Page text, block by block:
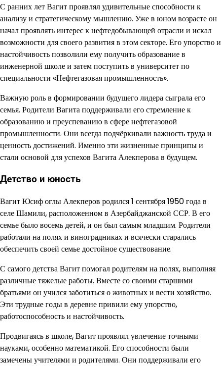
С ранних лет Вагит проявлял удивительные способности к
анализу и стратегическому мышлению. Уже в юном возрасте он
начал проявлять интерес к нефтедобывающей отрасли и искал
возможности для своего развития в этом секторе. Его упорство и
настойчивость позволили ему получить образование в
инженерной школе и затем поступить в университет по
специальности «Нефтегазовая промышленность».
Важную роль в формировании будущего лидера сыграла его
семья. Родители Вагита поддерживали его стремление к
образованию и преуспеванию в сфере нефтегазовой
промышленности. Они всегда подчёркивали важность труда и
ценность достижений. Именно эти жизненные принципы и
стали основой для успехов Вагита Алекперова в будущем.
Детство и юность
Вагит Юсиф оглы Алекперов родился 1 сентября 1950 года в
селе Шамили, расположенном в Азербайджанской ССР. В его
семье было восемь детей, и он был самым младшим. Родители
работали на полях и виноградниках и всячески старались
обеспечить своей семье достойное существование.
С самого детства Вагит помогал родителям на полях, выполняя
различные тяжелые работы. Вместе со своими старшими
братьями он учился заботиться о животных и вести хозяйство.
Эти трудные годы в деревне привили ему упорство,
работоспособность и настойчивость.
Продвигаясь в школе, Вагит проявлял увлечение точными
науками, особенно математикой. Его способности были
замечены учителями и родителями. Они поддерживали его